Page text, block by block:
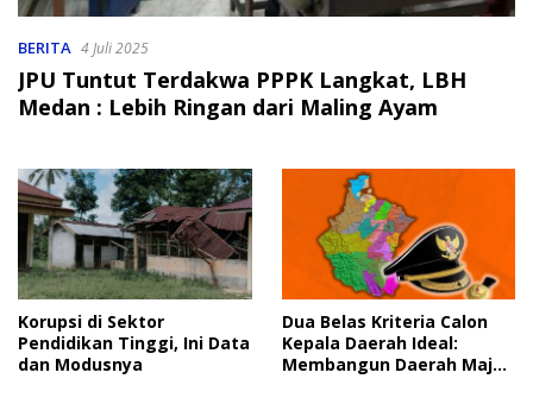
BERITA 4 Juli 2025
JPU Tuntut Terdakwa PPPK Langkat, LBH
Medan : Lebih Ringan dari Maling Ayam
Korupsi di Sektor
Pendidikan Tinggi, Ini Data
dan Modusnya
Dua Belas Kriteria Calon
Kepala Daerah Ideal:
Membangun Daerah Maju